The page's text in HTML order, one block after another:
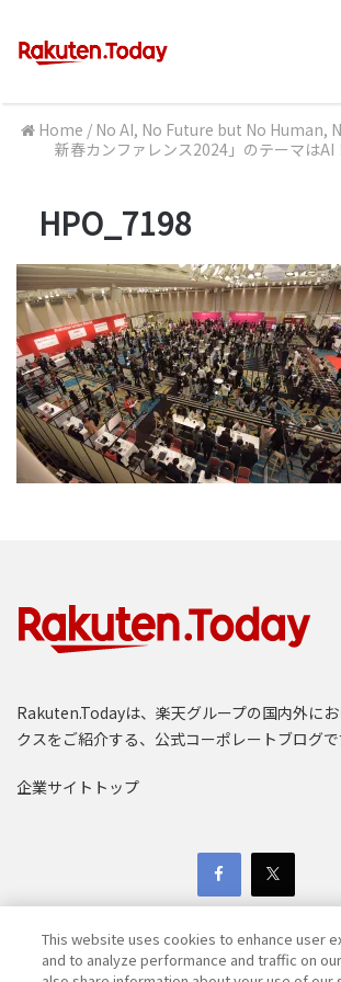
Home / No AI, No Future but No Human,
新春カンファレンス2024」のテーマはAI
HPO_7198
Rakuten.Todayは、楽天グループの国内外に
クスをご紹介する、公式コーポレートブログで
企業サイトトップ
This website uses cookies to enhance user
and to analyze performance and traffic on